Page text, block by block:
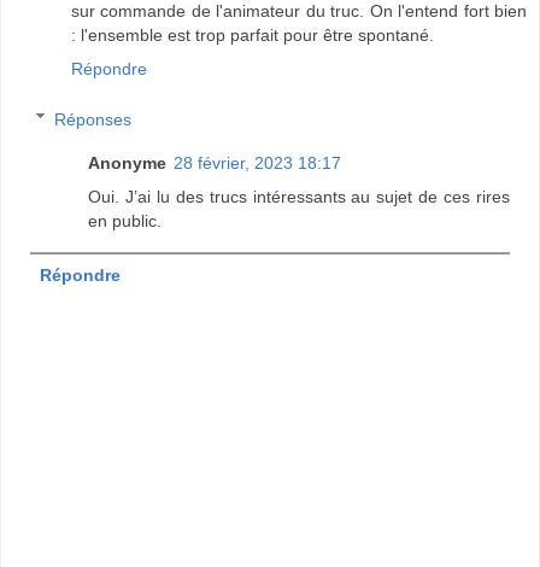
sur commande de l'animateur du truc. On l'entend fort bien
: l'ensemble est trop parfait pour être spontané.
Répondre
Réponses
Anonyme 28 février, 2023 18:17
Oui. J’ai lu des trucs intéressants au sujet de ces rires
en public.
Répondre